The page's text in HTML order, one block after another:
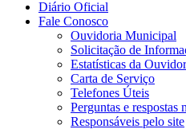
Diário Oficial
Fale Conosco
Ouvidoria Municipal
Solicitação de
Estatísticas da
Carta de Serviço
Telefones Úteis
Perguntas e respostas
Responsáveis pelo site